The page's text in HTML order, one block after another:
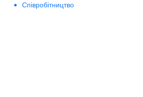
Співробітництво